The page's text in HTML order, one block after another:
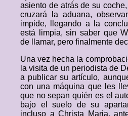
asiento de atrás de su
cruzará la aduana,
impide, llegando a la
está limpia, sin saber que
de llamar, pero finalmente
Una vez hecha la
la visita de un periodista de
a publicar su artículo,
con una máquina que les
que no sepan quién es el
bajo el suelo de su
incluso a Christa Maria,